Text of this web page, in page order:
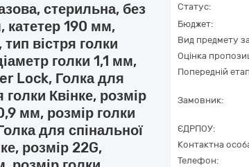
стерильна, без
катетер 190 мм,
вістря голки
голки 1,1 мм,
Lock, Голка для
голки Квінке, розмір
мм, розмір голки
для спінальної
розмір 22G,
Статус:
Бюджет:
Вид предмету
Оцінка
Попередній
Замовник:
ЄДРПОУ:
Контактна
Телефон: